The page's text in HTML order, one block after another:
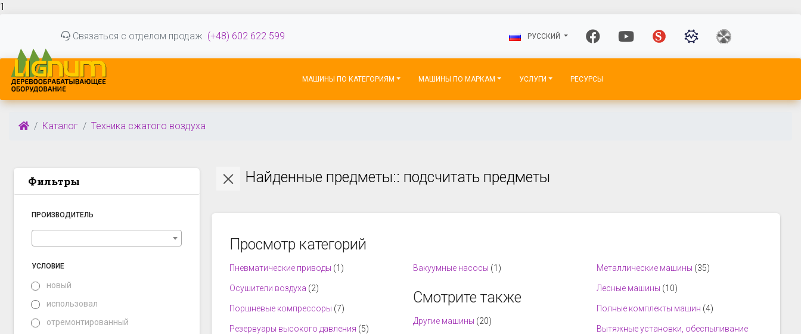
1
Связаться с отделом продаж (+48) 602 622 599 PУССКИЙ
МАШИНЫ ПО КАТЕГОРИЯМ МАШИНЫ ПО МАРКАМ УСЛУГИ РЕСУРСЫ
Каталог Техника сжатого воздуха
Фильтры
ПРОИЗВОДИТЕЛЬ
УСЛОВИЕ
новый
использовал
отремонтированный
Найденные предметы:: подсчитать предметы
Просмотр категорий
Пневматические приводы (1)
Осушители воздуха (2)
Поршневые компрессоры (7)
Резервуары высокого давления (5)
Вакуумные насосы (1)
Смотрите также
Другие машины (20)
Металлические машины (35)
Лесные машины (10)
Полные комплекты машин (4)
Вытяжные установки, обеспыливание